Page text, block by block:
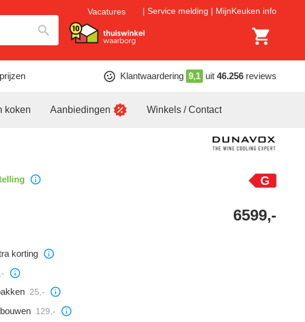
Vacatures Service melding MijnKeuken info
Klantwaardering 9,1 uit 46.256 reviews
koken Aanbiedingen Winkels / Contact
G
6599,-
korting
25,-
129,-